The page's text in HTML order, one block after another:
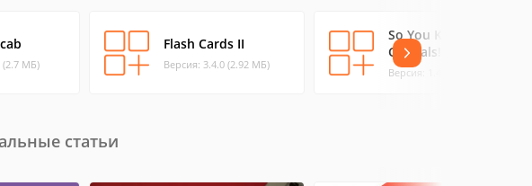
(2.7 МБ)
Flash Cards II
Версия: 3.4.0 (2.92 МБ)
So You Know
Capitals!
Версия: 1.4.0 (2.02 МБ)
статьи